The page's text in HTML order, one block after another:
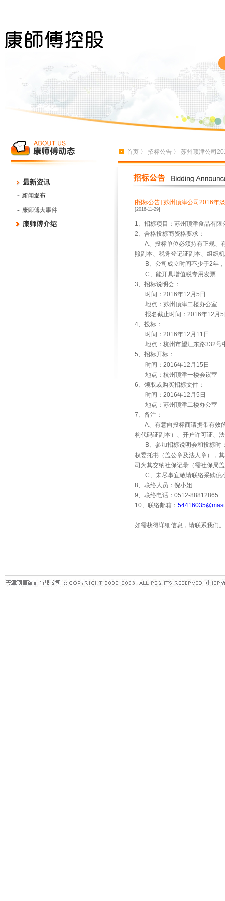
首页 〉 招标公告 〉 苏州顶津公司
[招标公告] 苏州顶津公司2016年
[2016-11-29]
1、招标项目：苏州顶津食品有限
2、合格投标商资格要求：
A、投标单位必须持有正规、
照副本、税务登记证副本、组织
B、公司成立时间不少于2年
C、能开具增值税专用发票
3、招标说明会：
时间： 2016年12 月 5 日
地点：苏州顶津二楼办公室
报名截止时间： 2016年12 月 5
4、投标：
时间： 2016年12 月 11 日
地点：杭州市望江东路332号
5、招标开标：
时间： 2016年12 月 15 日
地点：杭州顶津一楼会议室
6、领取或购买招标文件：
时间： 2016年12 月 5 日
地点：苏州顶津二楼办公室
7、备注：
A、有意向投标商请携带有效
构代码证副本）、开户许可证、
B、参加招标说明会和投标时
权委托书（盖公章及法人章），
司为其交纳社保记录（需社保局
C、未尽事宜敬请联络采购倪
8、联络人员：倪小姐
9、联络电话： 0512-88812865
10、联络邮箱：
如需获得详细信息，请联系我们。